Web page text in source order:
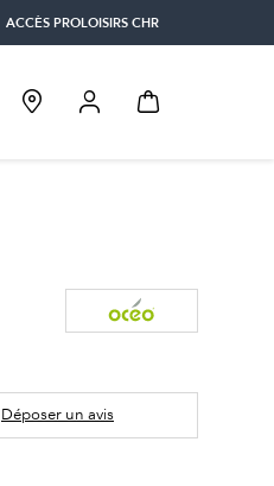
ACCÈS PROLOISIRS CHR
Déposer un avis